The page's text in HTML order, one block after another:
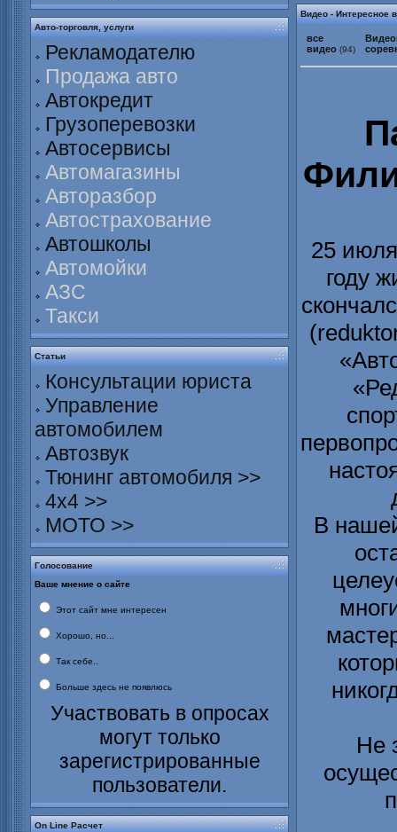
Авто-торговля, услуги
Рекламодателю
Продажа авто
Автокредит
Грузоперевозки
Автосервисы
Автомагазины
Авторазбор
Автострахование
Автошколы
Автомойки
АЗС
Такси
Статьи
Консультации юриста
Управление
автомобилем
Автозвук
Тюнинг автомобиля >>
4х4 >>
МОТО >>
Голосование
Ваше мнение о сайте
Этот сайт мне интересен
Хорошо, но...
Так себе..
Больше здесь не появлюсь
Участвовать в опросах
могут только
зарегистрированные
пользователи.
On Line Расчет
Видео - Интересное
все
видео (94)
25
году
В
Не